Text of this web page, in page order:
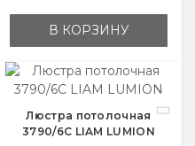
В КОРЗИНУ
Люстра потолочная
3790/6C LIAM LUMION